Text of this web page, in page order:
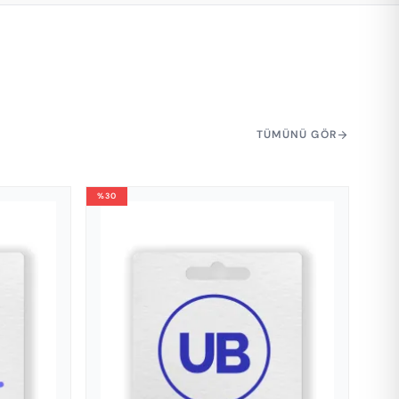
TÜMÜNÜ GÖRarrow_forward
%30